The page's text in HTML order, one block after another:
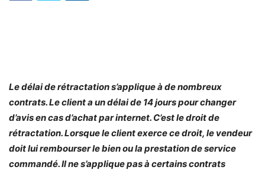
Le délai de rétractation s’applique à de nombreux
contrats. Le client a un délai de 14 jours pour changer
d’avis en cas d’achat par internet. C’est ledroit de
rétractation. Lorsque le client exerce ce droit, le vendeur
doit lui rembourser le bien ou la prestation de service
commandé. Il ne s’applique pas à certains contrats